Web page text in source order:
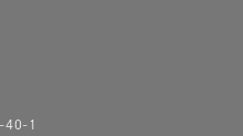
40-1